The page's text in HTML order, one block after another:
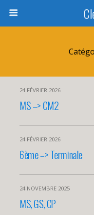
24 FÉVRIER 2026
MS –> CM2
24 FÉVRIER 2026
6ème –> Terminale
24 NOVEMBRE 2025
MS, GS, CP